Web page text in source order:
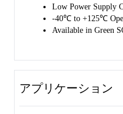
Low Power Supply
-40℃ to +125℃
Available in Green
アプリケーション